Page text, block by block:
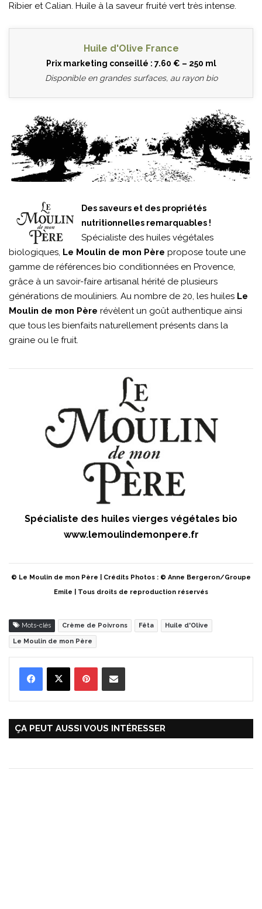
Ribier et Calian. Huile à la saveur fruité vert très intense.
Huile d'Olive France
Prix marketing conseillé : 7.60 € – 250 ml
Disponible en grandes surfaces, au rayon bio
Des saveurs et des propriétés
nutritionnelles remarquables !
Spécialiste des huiles végétales
biologiques, Le Moulin de mon Père propose toute une
gamme de références bio conditionnées en Provence,
grâce à un savoir-faire artisanal hérité de plusieurs
générations de mouliniers. Au nombre de 20, les huiles Le
Moulin de mon Père révèlent un goût authentique ainsi
que tous les bienfaits naturellement présents dans la
graine ou le fruit.
Spécialiste des huiles vierges végétales bio
www.lemoulindemonpere.fr
© Le Moulin de mon Père | Crédits Photos : © Anne Bergeron/Groupe
Emile | Tous droits de reproduction réservés
Mots-clés Crème de Poivrons Fêta Huile d'Olive
Le Moulin de mon Père
ÇA PEUT AUSSI VOUS INTÉRESSER